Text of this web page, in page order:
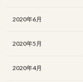
2020年6月
2020年5月
2020年4月